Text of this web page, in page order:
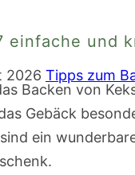
einfache und
2026 Tipps zum
Backen von
Gebäck
ein